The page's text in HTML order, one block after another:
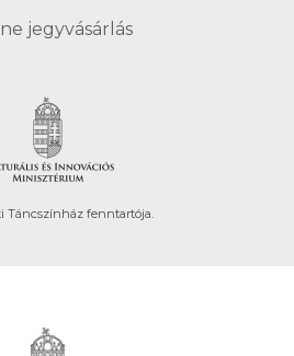
jegyvásárlás
Táncszínház fenntartója.